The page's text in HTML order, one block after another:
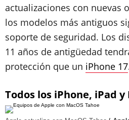
actualizaciones con nuevas
los modelos más antiguos
soporte de seguridad. Los
11 años de antigüedad
protección que un iPhone 17
Todos los iPhone, iPad